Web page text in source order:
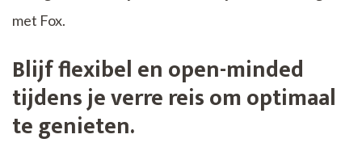
met Fox.
Blijf flexibel en open-minded
tijdens je verre reis om optimaal
te genieten.